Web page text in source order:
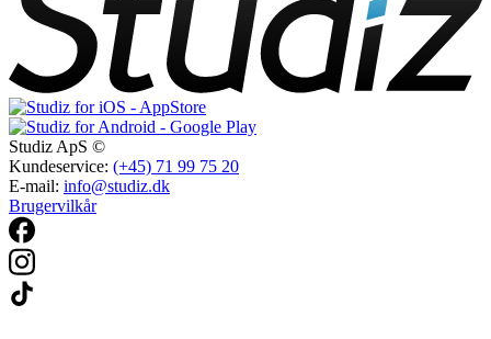
Studiz ApS ©
Kundeservice: (+45) 71 99 75 20
E-mail: info@studiz.dk
Brugervilkår